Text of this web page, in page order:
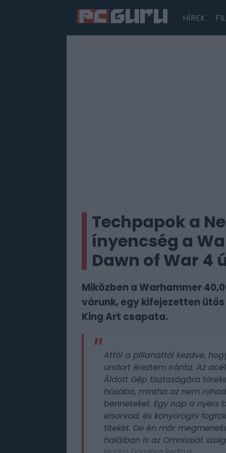
HÍREK
Techpapok a
ínyencség a
Dawn of War 4
Miközben a Warhammer
várunk, egy kifejezetten
King Art csapata.
Attól a pillanattól kezdve,
undort éreztem iránta. Az
Áldott Gép tisztaságára
húsába, mintha az nem
benneteket. Egy nap a nyers
elsorvad, és könyörögni
titeket. De én már
halálban is az Omnissiát